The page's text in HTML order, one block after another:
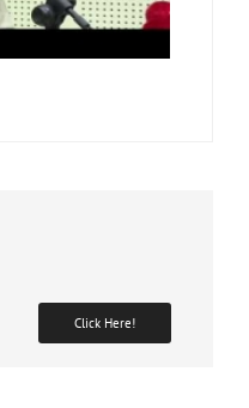
Click Here!